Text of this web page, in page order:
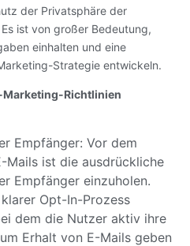
der Privatsphäre der
ist von großer Bedeutung,
einhalten und eine
Strategie entwickeln.
Richtlinien
Empfänger: Vor dem
Mails ist die ausdrückliche
Empfänger einzuholen.
Opt-In-Prozess
dem die Nutzer aktiv ihre
Erhalt von E-Mails geben